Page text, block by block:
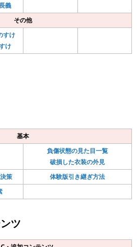
義
その他
け
基本
負傷状態の見た目一覧
破損した衣装の外見
策
体験版引き継ぎ方法
ツ